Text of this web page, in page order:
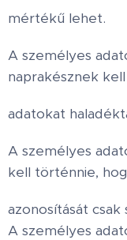
mértékű lehet.
A személyes
naprakésznek
adatokat
A személyes
kell történnie,
azonosítását
A személyes